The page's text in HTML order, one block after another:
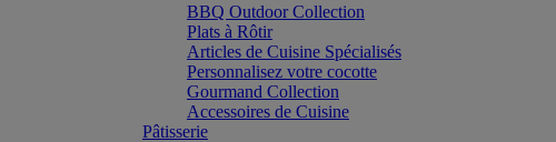
BBQ Outdoor Collection
Plats à Rôtir
Articles de Cuisine Spécialisés
Personnalisez votre cocotte
Gourmand Collection
Accessoires de Cuisine
Pâtisserie